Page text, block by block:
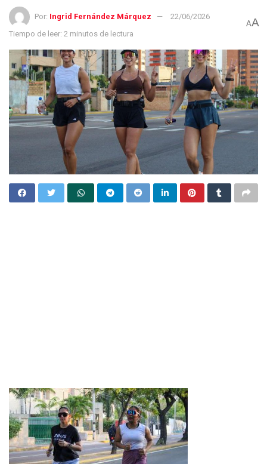
Por: Ingrid Fernández Márquez
22/06/2026
Tiempo de leer: 2 minutos de lectura
AA